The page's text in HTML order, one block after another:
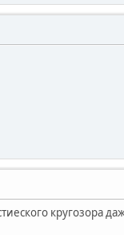
кругозора